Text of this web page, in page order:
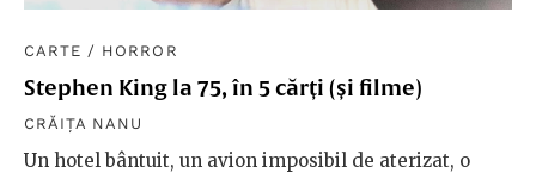
CARTE / HORROR
Stephen King la 75, în 5 cărți (și filme)
CRĂIȚA NANU
Un hotel bântuit, un avion imposibil de aterizat, o